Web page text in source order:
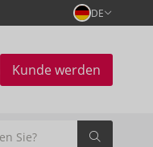
DE
Kunde werden